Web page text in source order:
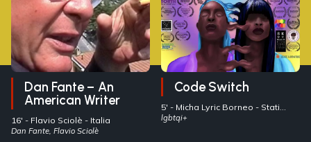
Dan Fante – An
American Writer
16' - Flavio Sciolè - Italia
Dan Fante, Flavio Sciolè
Code Switch
5' - Micha Lyric Borneo
Uniti
lgbtqi+